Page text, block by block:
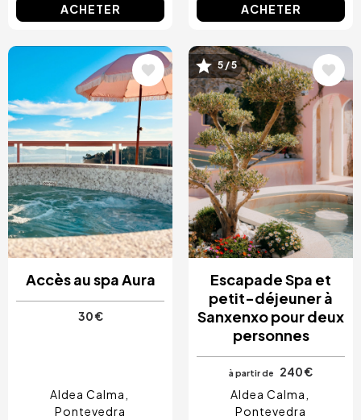
ACHETER ACHETER
Accès au spa Aura
30 €
Aldea Calma
Pontevedra
Image
5 / 5
Escapade Spa et
petit-déjeuner à
Sanxenxo pour deux
personnes
à partir de
240 €
Aldea Calma
Pontevedra